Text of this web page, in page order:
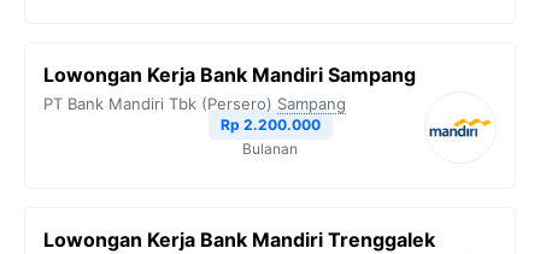
Lowongan Kerja Bank Mandiri Sampang
PT Bank Mandiri Tbk (Persero) Sampang
Rp 2.200.000
Bulanan
Lowongan Kerja Bank Mandiri Trenggalek